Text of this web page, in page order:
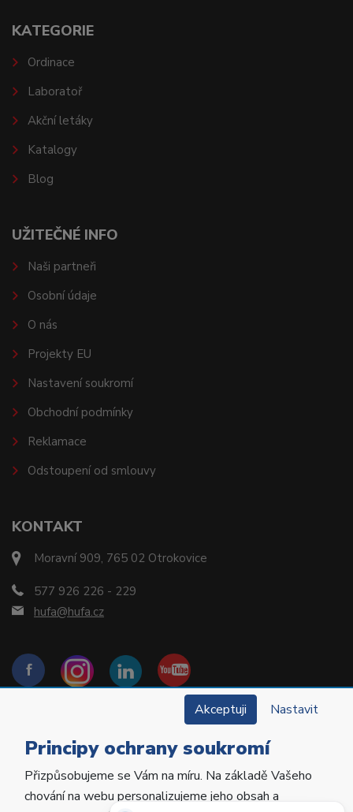
KONTAKT
Moravní 909, 765 02 Otrokovice
577 926 226 - 229
hufa@hufa.cz
KATEGORIE
Ordinace
Laboratoř
Akční letáky
Katalogy
Blog
UŽITEČNÉ INFO
Naši partneři
Osobní údaje
O nás
Projekty EU
Nastavení soukromí
Obchodní podmínky
Reklamace
Odstoupení od smlouvy
Copyright © 2022 Hu-Fa Dental a.s. Všechna práva
vyhrazena.
Akceptuji Nastavit
Principy ochrany soukromí
Přizpůsobujeme se Vám na míru. Na základě Vašeho
chování na webu personalizujeme jeho obsah a
Potřebujete poradit?Zeptejte se našeho